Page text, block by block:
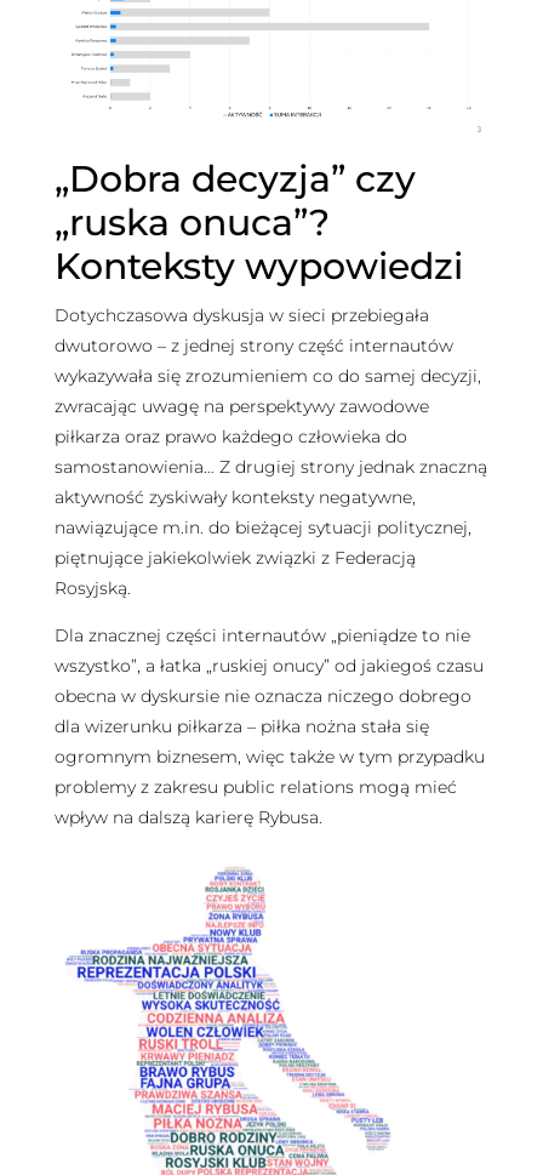
„Dobra decyzja” czy
„ruska onuca”?
Konteksty wypowiedzi
Dotychczasowa dyskusja w sieci przebiegała
dwutorowo – z jednej strony część internautów
wykazywała się zrozumieniem co do samej decyzji,
zwracając uwagę na perspektywy zawodowe
piłkarza oraz prawo każdego człowieka do
samostanowienia… Z drugiej strony jednak znaczną
aktywność zyskiwały konteksty negatywne,
nawiązujące m.in. do bieżącej sytuacji politycznej,
piętnujące jakiekolwiek związki z Federacją
Rosyjską.
Dla znacznej części internautów „pieniądze to nie
wszystko”, a łatka „ruskiej onucy” od jakiegoś czasu
obecna w dyskursie nie oznacza niczego dobrego
dla wizerunku piłkarza – piłka nożna stała się
ogromnym biznesem, więc także w tym przypadku
problemy z zakresu public relations mogą mieć
wpływ na dalszą karierę Rybusa.